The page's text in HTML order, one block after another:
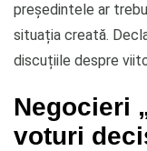
președintele ar
situația creată.
discuțiile despre
Negocieri
voturi